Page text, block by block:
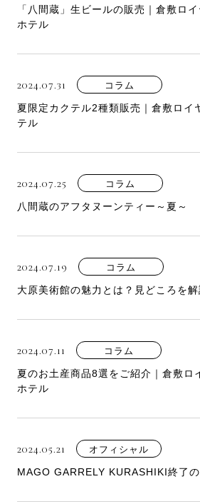
「八間蔵」生ビールの販売｜倉敷ロ
ホテル
2024.07.31 コラム
夏限定カクテル2種類販売｜倉敷ロイ
テル
2024.07.25 コラム
八間蔵のアフタヌーンティー～夏～
2024.07.19 コラム
大原美術館の魅力とは？見どころを解
2024.07.11 コラム
夏のお土産商品8選をご紹介｜倉敷ロ
ホテル
2024.05.21 オフィシャル
MAGO GARRELY KURASHIKI終了